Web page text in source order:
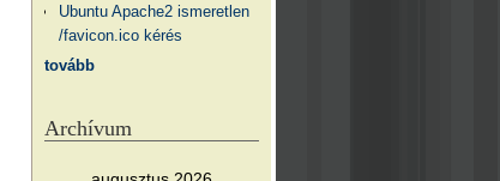
Ubuntu Apache2 ismeretlen
/favicon.ico kérés
tovább
Archívum